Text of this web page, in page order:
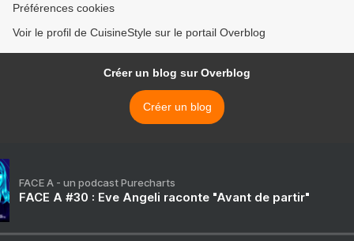
Préférences cookies
Voir le profil de CuisineStyle sur le portail Overblog
Créer un blog sur Overblog
Créer un blog
FACE A - un podcast Purecharts
FACE A #30 : Eve Angeli raconte "Avant de partir"